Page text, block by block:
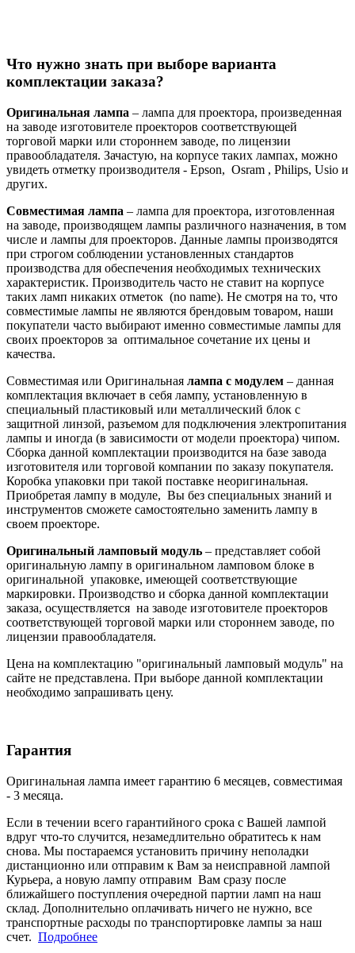
Что нужно знать при выборе варианта
комплектации заказа?
Оригинальная лампа – лампа для проектора, произведенная
на заводе изготовителе проекторов соответствующей
торговой марки или стороннем заводе, по лицензии
правообладателя. Зачастую, на корпусе таких лампах, можно
увидеть отметку производителя - Epson, Osram , Philips, Usio и
других.
Совместимая лампа – лампа для проектора, изготовленная
на заводе, производящем лампы различного назначения, в том
числе и лампы для проекторов. Данные лампы производятся
при строгом соблюдении установленных стандартов
производства для обеспечения необходимых технических
характеристик. Производитель часто не ставит на корпусе
таких ламп никаких отметок (no name). Не смотря на то, что
совместимые лампы не являются брендовым товаром, наши
покупатели часто выбирают именно совместимые лампы для
своих проекторов за оптимальное сочетание их цены и
качества.
Совместимая или Оригинальная лампа с модулем – данная
комплектация включает в себя лампу, установленную в
специальный пластиковый или металлический блок с
защитной линзой, разъемом для подключения электропитания
лампы и иногда (в зависимости от модели проектора) чипом.
Сборка данной комплектации производится на базе завода
изготовителя или торговой компании по заказу покупателя.
Коробка упаковки при такой поставке неоригинальная.
Приобретая лампу в модуле, Вы без специальных знаний и
инструментов сможете самостоятельно заменить лампу в
своем проекторе.
Оригинальный ламповый модуль – представляет собой
оригинальную лампу в оригинальном ламповом блоке в
оригинальной упаковке, имеющей соответствующие
маркировки. Производство и сборка данной комплектации
заказа, осуществляется на заводе изготовителе проекторов
соответствующей торговой марки или стороннем заводе, по
лицензии правообладателя.
Цена на комплектацию "оригинальный ламповый модуль" на
сайте не представлена. При выборе данной комплектации
необходимо запрашивать цену.
Гарантия
Оригинальная лампа имеет гарантию 6 месяцев, совместимая
- 3 месяца.
Если в течении всего гарантийного срока с Вашей лампой
вдруг что-то случится, незамедлительно обратитесь к нам
снова. Мы постараемся установить причину неполадки
дистанционно или отправим к Вам за неисправной лампой
Курьера, а новую лампу отправим Вам сразу после
ближайшего поступления очередной партии ламп на наш
склад. Дополнительно оплачивать ничего не нужно, все
транспортные расходы по транспортировке лампы за наш
счет. Подробнее